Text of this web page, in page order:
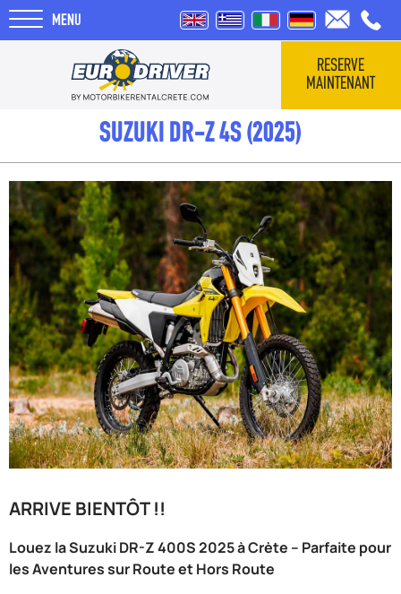
MENU
RESERVE
MAINTENANT
VÉHICULES
QUI SOMMES-NOUS
COMMENTAIRES
TOURS
BLOG
F.A.Q
SUZUKI DR-Z 4S (2025)
ARRIVE BIENTÔT !!
Louez la Suzuki DR-Z 400S 2025 à Crète – Parfaite pour
les Aventures sur Route et Hors Route